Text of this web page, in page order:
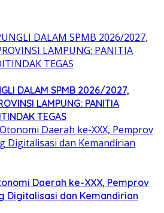
DALAM SPMB 2026/2027,
LAMPUNG: PANITIA
TEGAS
Daerah ke-XXX, Pemprov
Digitalisasi dan Kemandirian